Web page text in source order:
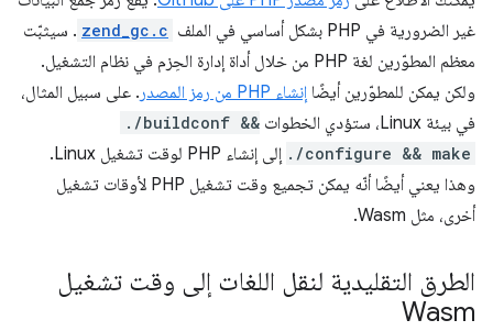
غير الضرورية في PHP بشكل أساسي في الملف
zend_gc.c . سيثبّت
معظم المطوّرين لغة PHP من خلال أداة إدارة الحِزم في نظام التشغيل.
ولكن يمكن للمطوّرين أيضًا إنشاء PHP من رمز المصدر
. على سبيل المثال،
في بيئة Linux، ستؤدي الخطوات
./buildconf &&
./configure && make
إلى إنشاء PHP لوقت تشغيل Linux.
وهذا يعني أيضًا أنّه يمكن تجميع وقت تشغيل PHP لأوقات تشغيل
أخرى، مثل Wasm.
الطرق التقليدية لنقل اللغات إلى وقت تشغيل
Wasm